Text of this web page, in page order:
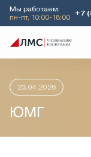
Мы работаем:
пн-пт, 10:00-18:00
+7
Главная Аналитика
23.04.2026
ЮМГ